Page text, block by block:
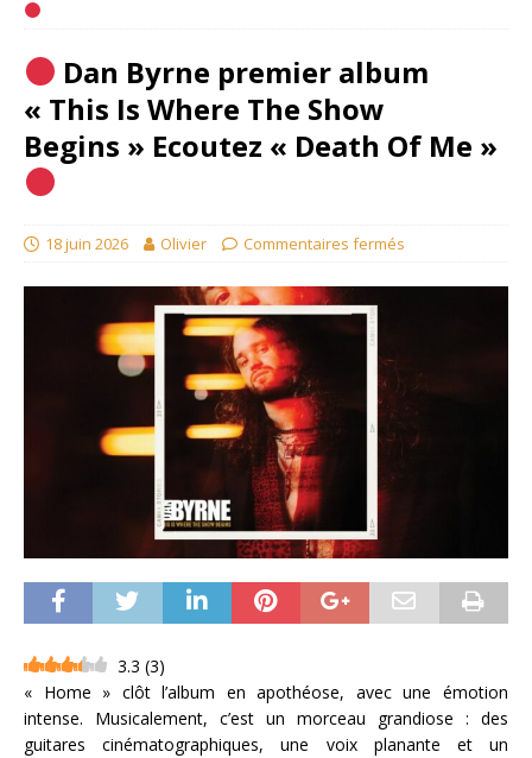
Dan Byrne premier album
« This Is Where The Show
Begins » Ecoutez « Death Of Me »
18 juin 2026 Olivier Commentaires fermés
3.3 (3)
« Home » clôt l’album en apothéose, avec une émotion
intense. Musicalement, c’est un morceau grandiose : des
guitares cinématographiques, une voix planante et un